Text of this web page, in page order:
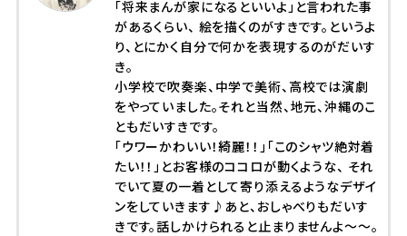
「将来まんが家になるといいよ」と言われた事
があるくらい、 絵を描くのがすきです。というよ
り、とにかく自分で何かを表現するのがだいす
き。
小学校で吹奏楽、中学で美術、高校では演劇
をやっていました。それと当然、地元、沖縄のこ
ともだいすきです。
「ウワーかわいい！綺麗！！」「このシャツ絶対着
たい！！」とお客様のココロが動くような、 それ
でいて夏の一着として寄り添えるようなデザイ
ンをしていきます♪あと、おしゃべりもだいす
きです。話しかけられると止まりませんよ～～。